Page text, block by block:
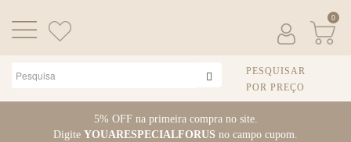
5% OFF na primeira compra no site.
Digite YOUARESPECIALFORUS no campo cupom.
0
PESQUISAR
POR PREÇO